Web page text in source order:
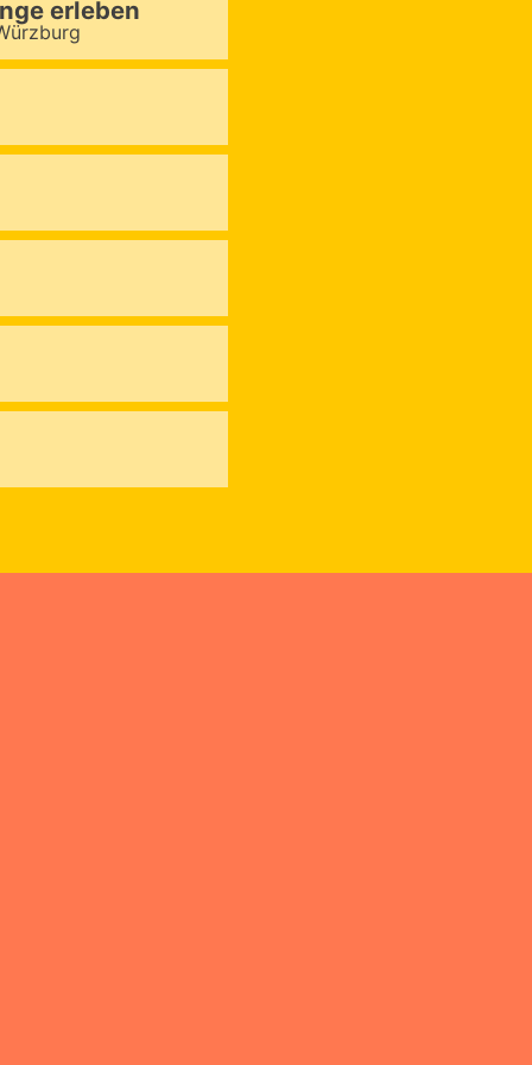
erleben